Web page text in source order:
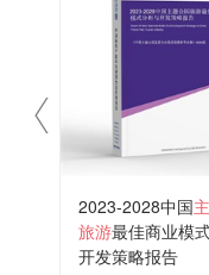
2023-2028中国
旅游最佳商业模
开发策略报告